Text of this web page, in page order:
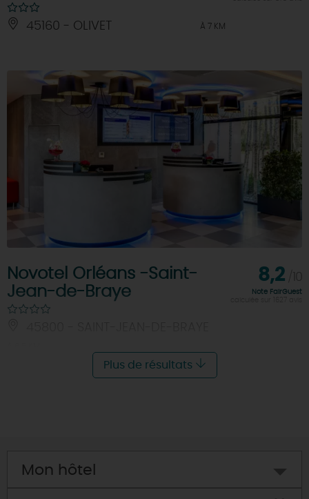
45160 - OLIVET À 7 KM
Novotel Orléans -Saint-
Jean-de-Braye
8,2
Note FairGuest
Plus de résultats
Mon hôtel